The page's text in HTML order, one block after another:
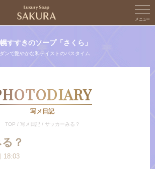
すすきのソープ「さくら」
ンで艶やかな和テイストのバスタイム
写メ日記
TOP / 写メ日記 / サッカーみる？
？
18:03